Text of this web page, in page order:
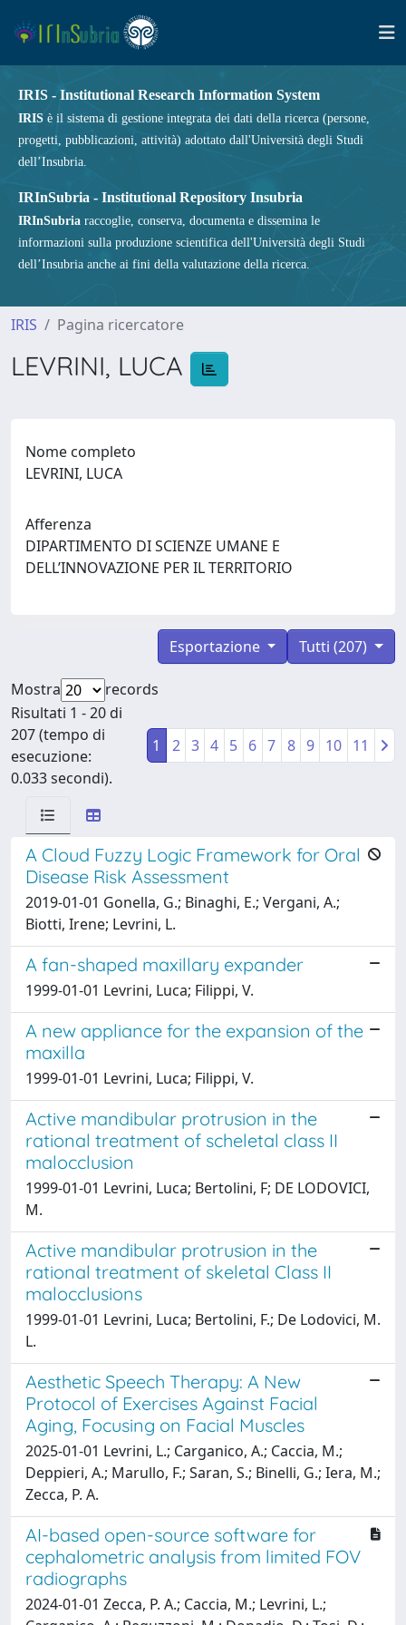
IRIS - Institutional Research Information System
IRIS è il sistema di gestione integrata dei dati della ricerca (persone,
progetti, pubblicazioni, attività) adottato dall'Università degli Studi
dell’Insubria.
IRInSubria - Institutional Repository Insubria
IRInSubria raccoglie, conserva, documenta e dissemina le
informazioni sulla produzione scientifica dell'Università degli Studi
dell’Insubria anche ai fini della valutazione della ricerca.
IRIS Pagina ricercatore
LEVRINI, LUCA
Nome completo
LEVRINI, LUCA
Afferenza
DIPARTIMENTO DI SCIENZE UMANE E
DELL’INNOVAZIONE PER IL TERRITORIO
Tutti (207)
Esportazione
Mostra
records
Risultati 1 - 20 di
207 (tempo di
esecuzione:
0.033 secondi).
1 2 3 4 5 6 7 8 9 10 11
A Cloud Fuzzy Logic Framework for Oral
Disease Risk Assessment
2019-01-01 Gonella, G.; Binaghi, E.; Vergani, A.;
Biotti, Irene; Levrini, L.
A fan-shaped maxillary expander
1999-01-01 Levrini, Luca; Filippi, V.
A new appliance for the expansion of the
maxilla
1999-01-01 Levrini, Luca; Filippi, V.
Active mandibular protrusion in the
rational treatment of scheletal class II
malocclusion
1999-01-01 Levrini, Luca; Bertolini, F; DE LODOVICI,
M.
Active mandibular protrusion in the
rational treatment of skeletal Class II
malocclusions
1999-01-01 Levrini, Luca; Bertolini, F.; De Lodovici, M.
L.
Aesthetic Speech Therapy: A New
Protocol of Exercises Against Facial
Aging, Focusing on Facial Muscles
2025-01-01 Levrini, L.; Carganico, A.; Caccia, M.;
Deppieri, A.; Marullo, F.; Saran, S.; Binelli, G.; Iera, M.;
Zecca, P. A.
AI-based open-source software for
cephalometric analysis from limited FOV
radiographs
2024-01-01 Zecca, P. A.; Caccia, M.; Levrini, L.;